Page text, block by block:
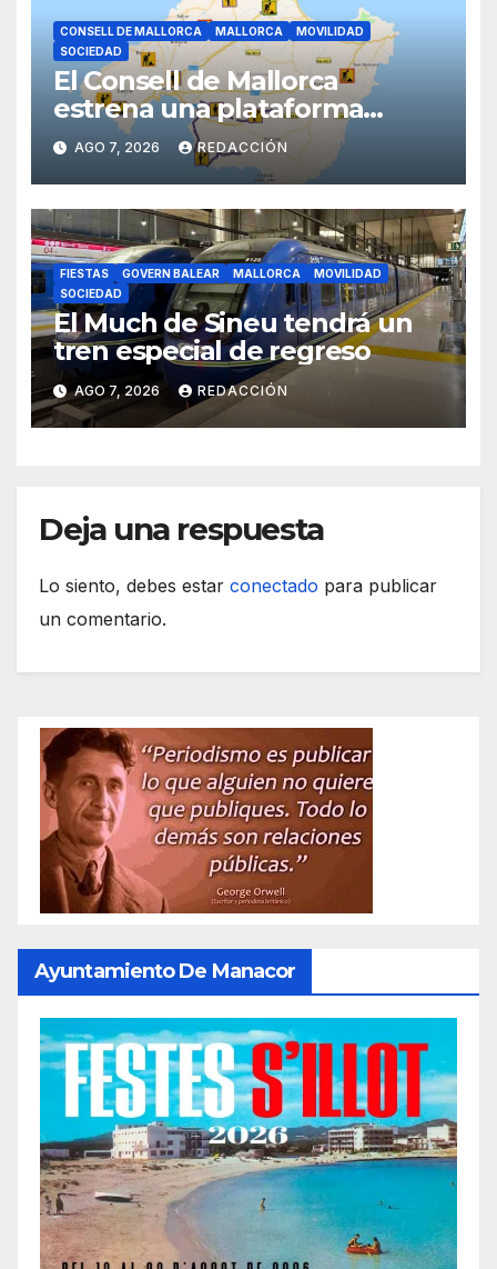
CONSELL DE MALLORCA MALLORCA
MOVILIDAD
SOCIEDAD
El Consell de Mallorca
estrena una plataforma
inteligente de incidencias
viarias en tiempo real
AGO 7, 2026 REDACCIÓN
FIESTAS GOVERN BALEAR MALLORCA
MOVILIDAD
SOCIEDAD
El Much de Sineu tendrá un
tren especial de regreso
AGO 7, 2026 REDACCIÓN
Deja una respuesta
Lo siento, debes estar conectado para publicar
un comentario.
Ayuntamiento De Manacor